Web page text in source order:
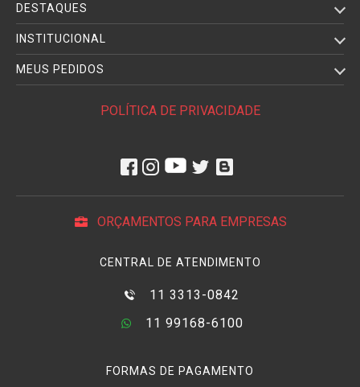
DESTAQUES
INSTITUCIONAL
MEUS PEDIDOS
POLÍTICA DE PRIVACIDADE
ORÇAMENTOS PARA EMPRESAS
CENTRAL DE ATENDIMENTO
11 3313-0842
11 99168-6100
FORMAS DE PAGAMENTO